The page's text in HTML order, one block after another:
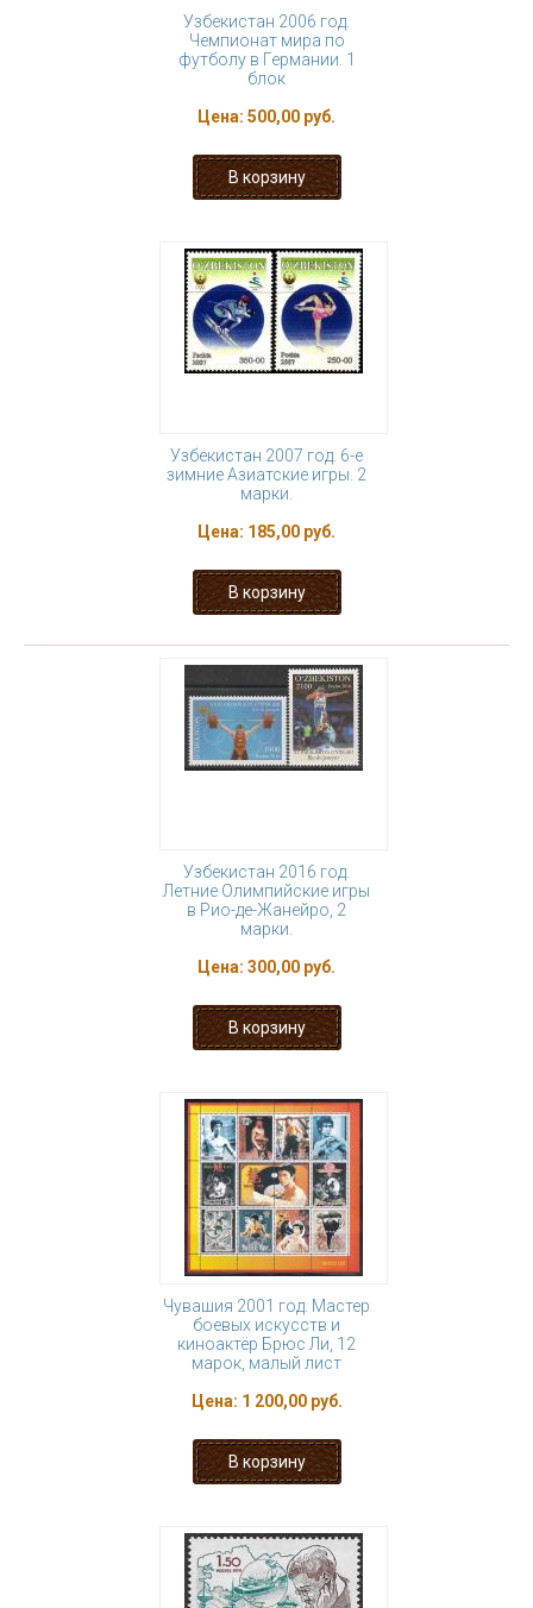
Узбекистан 2006 год.
Чемпионат мира по
футболу в Германии. 1
блок
Цена: 500,00 руб.
Узбекистан 2007 год. 6-е
зимние Азиатские игры. 2
марки.
Цена: 185,00 руб.
Узбекистан 2016 год.
Летние Олимпийские игры
в Рио-де-Жанейро, 2
марки.
Цена: 300,00 руб.
Чувашия 2001 год. Мастер
боевых искусств и
киноактёр Брюс Ли, 12
марок, малый лист
Цена: 1 200,00 руб.